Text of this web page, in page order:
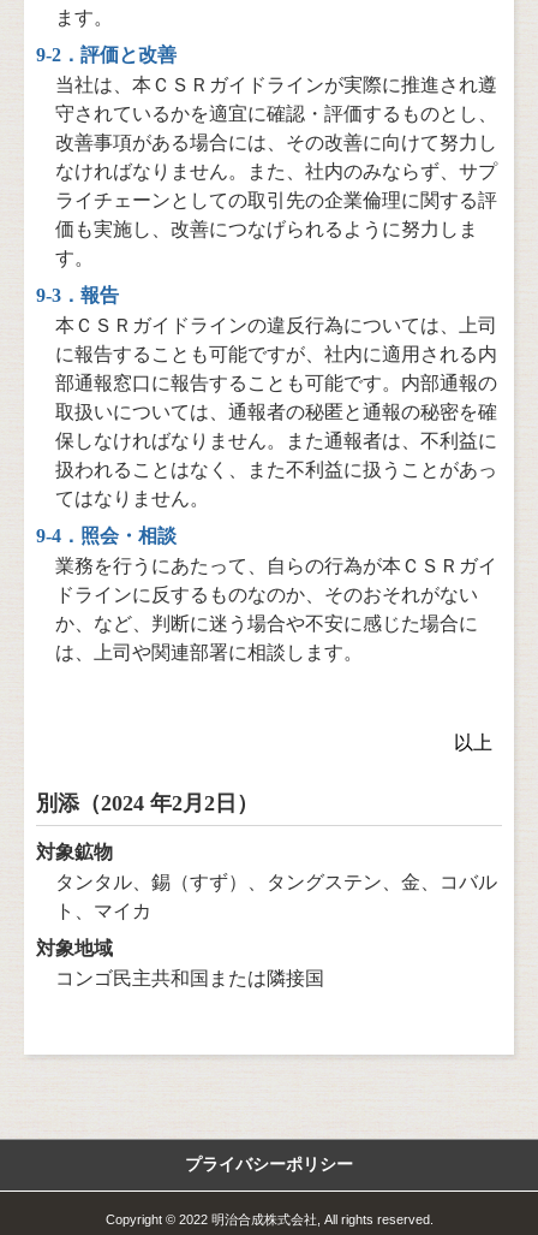
ます。
9-2．評価と改善
当社は、本ＣＳＲガイドラインが実際に推進され遵
守されているかを適宜に確認・評価するものとし、
改善事項がある場合には、その改善に向けて努力し
なければなりません。また、社内のみならず、サプ
ライチェーンとしての取引先の企業倫理に関する評
価も実施し、改善につなげられるように努力しま
す。
9-3．報告
本ＣＳＲガイドラインの違反行為については、上司
に報告することも可能ですが、社内に適用される内
部通報窓口に報告することも可能です。内部通報の
取扱いについては、通報者の秘匿と通報の秘密を確
保しなければなりません。また通報者は、不利益に
扱われることはなく、また不利益に扱うことがあっ
てはなりません。
9-4．照会・相談
業務を行うにあたって、自らの行為が本ＣＳＲガイ
ドラインに反するものなのか、そのおそれがない
か、など、判断に迷う場合や不安に感じた場合に
は、上司や関連部署に相談します。
以上
別添（2024 年2⽉2⽇）
対象鉱物
タンタル、錫（すず）、タングステン、金、コバル
ト、マイカ
対象地域
コンゴ民主共和国または隣接国
プライバシーポリシー
Copyright © 2022 明治合成株式会社, All rights reserved.